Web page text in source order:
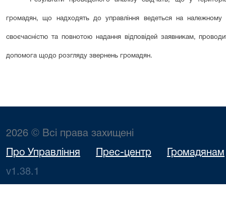
громадян, що надходять до управління ведеться на належному
своєчасністю та повнотою надання відповідей заявникам,
допомога щодо розгляду звернень громадян.
2026 © Всі права захищені
Про Управління Прес-центр Громадянам
v1.38.1